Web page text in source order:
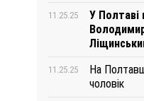
11.25.25
У Полтаві
11.25.25
На
чоловік